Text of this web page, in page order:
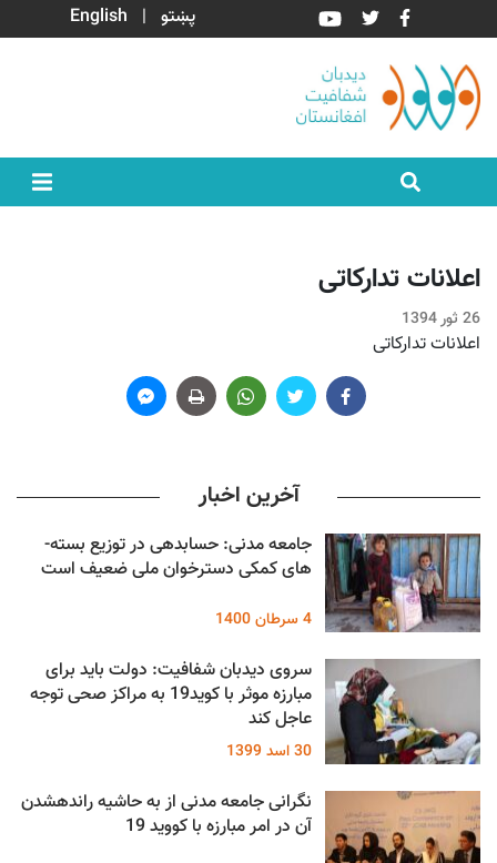
پښتو |
English
اعلانات تدارکاتی
26 ثور 1394
اعلانات تدارکاتی
آخرین اخبار
های کمکی دسترخوان ملی ضعیف است
4 سرطان 1400
سروی دیدبان شفافیت: دولت باید برای
مبارزه موثر با کوید19 به مراکز صحی توجه
عاجل کند
30 اسد 1399
نگرانی جامعه مدنی از به حاشیه رانده­شدن
آن در امر مبارزه با کووید 19